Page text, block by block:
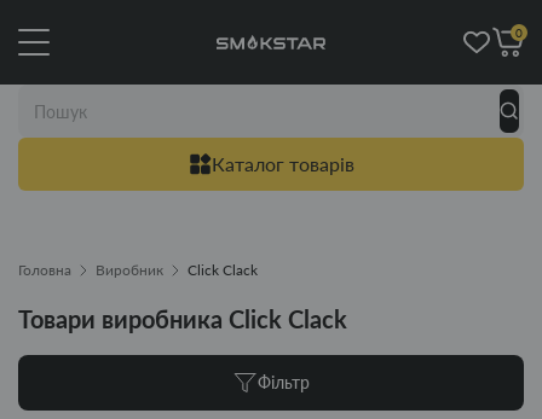
Каталог товарів
0
Головна Виробник Click Clack
Товари виробника Click Clack
Фільтр